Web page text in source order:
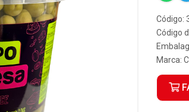
Código:
Código
Marca: